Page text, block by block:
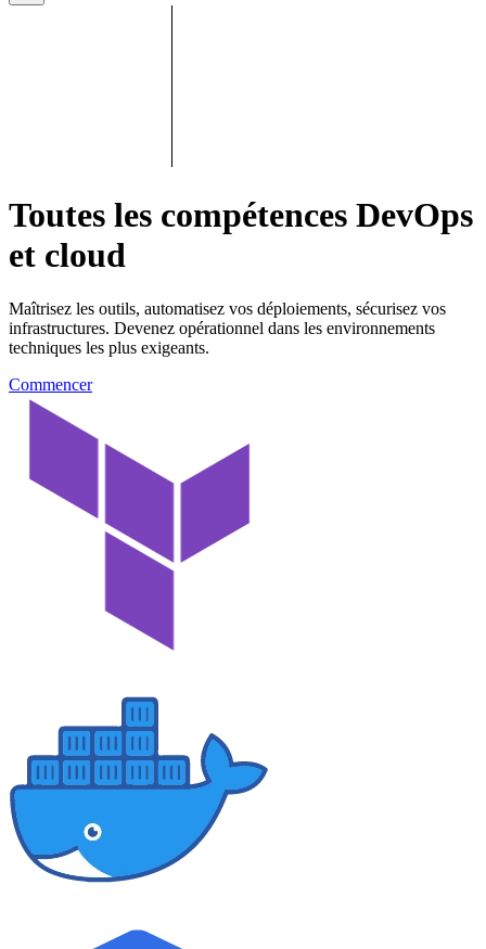
Toutes les compétences DevOps
et cloud
Maîtrisez les outils, automatisez vos déploiements, sécurisez vos
infrastructures. Devenez opérationnel dans les environnements
techniques les plus exigeants.
Commencer